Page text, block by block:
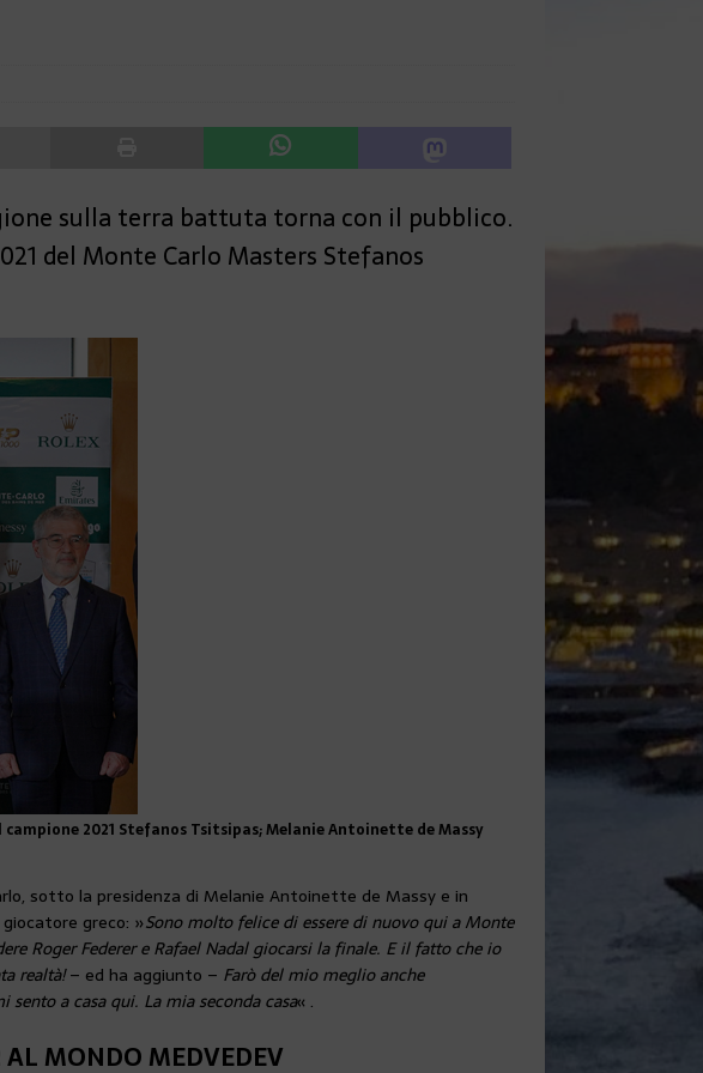
sulla terra battuta torna con il pubblico.
del Monte Carlo Masters Stefanos
2021 Stefanos Tsitsipas; Melanie Antoinette de Massy
sotto la presidenza di Melanie Antoinette de Massy e in
greco: »Sono molto felice di essere di nuovo qui a Monte
Roger Federer e Rafael Nadal giocarsi la finale. E il fatto che io
realtà!– ed ha aggiunto – Farò del mio meglio anche
a casa qui. La mia seconda casa« .
AL MONDO MEDVEDEV